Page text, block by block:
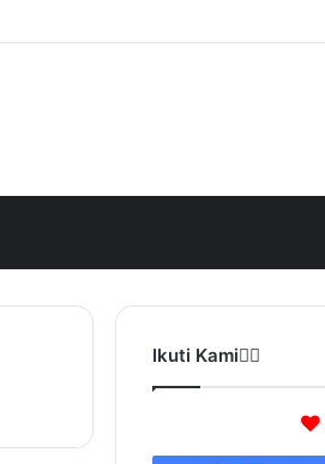
Ikuti Kami❤️‍🔥